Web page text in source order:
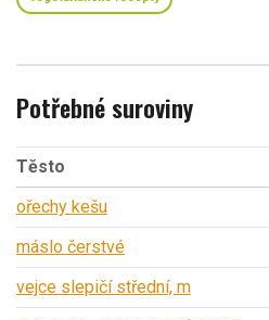
Potřebné suroviny
Těsto
ořechy kešu
máslo čerstvé
vejce slepičí střední, m